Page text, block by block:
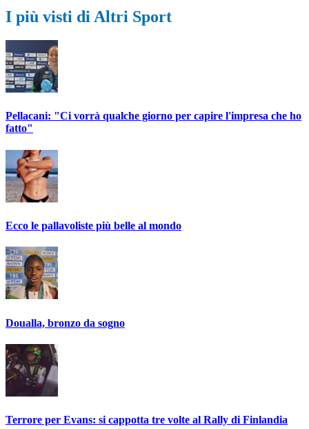
I più visti di Altri Sport
Pellacani: "Ci vorrà qualche giorno per capire l'impresa che ho
fatto"
Ecco le pallavoliste più belle al mondo
Doualla, bronzo da sogno
Terrore per Evans: si cappotta tre volte al Rally di Finlandia